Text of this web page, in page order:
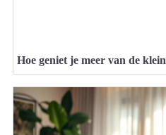
Hoe geniet je meer van de